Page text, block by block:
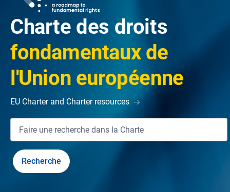
Charte des droits
fondamentaux de
l'Union européenne
EU Charter and Charter resources